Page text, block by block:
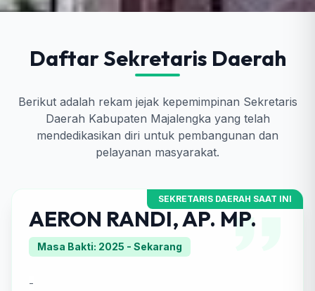
Daftar Sekretaris Daerah
Berikut adalah rekam jejak kepemimpinan Sekretaris
Daerah Kabupaten Majalengka yang telah
mendedikasikan diri untuk pembangunan dan
pelayanan masyarakat.
SEKRETARIS DAERAH SAAT INI
AERON RANDI, AP. MP.
Masa Bakti: 2025 - Sekarang
-
Atur Ukuran Teks
- 100%